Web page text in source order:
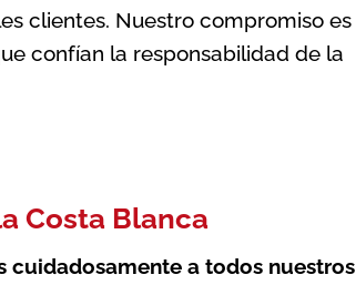
clientes. Nuestro compromiso es
confían la responsabilidad de la
Costa Blanca
cuidadosamente a todos nuestros